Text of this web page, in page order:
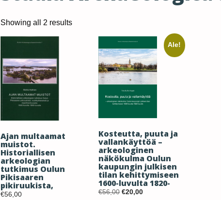
Showing all 2 resultsSorted
Ajan multaamat
muistot.
Historiallisen
arkeologian
tutkimus Oulun
Pikisaaren
pikiruukista,
ruukkiyhteisöstä ja
€56,00
Ale!
Kosteutta, puuta ja
vallankäyttöä –
arkeologinen
näkökulma Oulun
kaupungin julkisen
tilan kehittymiseen
1600-luvulta 1820-
luvulle
€56,00 Original
€20,00Current